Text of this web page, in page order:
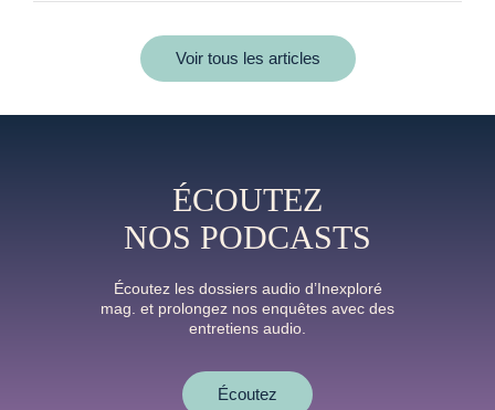
Voir tous les articles
ÉCOUTEZ
NOS PODCASTS
Écoutez les dossiers audio d’Inexploré
mag. et prolongez nos enquêtes avec des
entretiens audio.
Écoutez